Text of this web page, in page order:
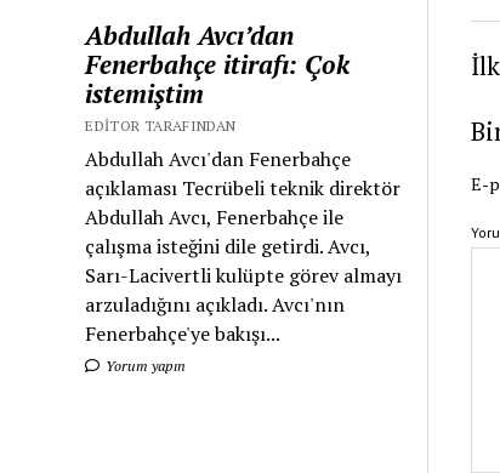
Abdullah Avcı’dan
Fenerbahçe itirafı: Çok
istemiştim
EDITOR TARAFINDAN
Abdullah Avcı'dan Fenerbahçe
açıklaması Tecrübeli teknik direktör
Abdullah Avcı, Fenerbahçe ile
çalışma isteğini dile getirdi. Avcı,
Sarı-Lacivertli kulüpte görev almayı
arzuladığını açıkladı. Avcı'nın
Fenerbahçe'ye bakışı...
Yorum yapın
E-